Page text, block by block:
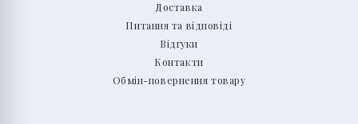
Доставка
Питання та відповіді
Відгуки
Контакти
Обмін-повернення товару